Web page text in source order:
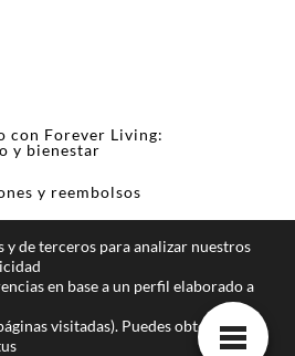
con Forever Living:
y bienestar
y reembolsos
de Amazon y otros
obtengo ingresos por las
de terceros para analizar nuestros
en base a un perfil elaborado a
visitadas). Puedes obtener más